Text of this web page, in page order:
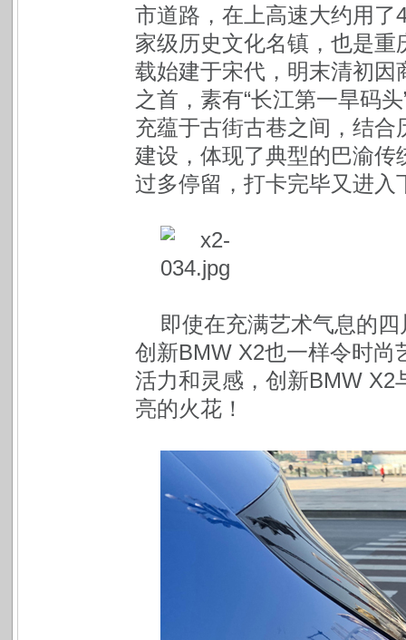
市道路，在上高速大约用
家级历史文化名镇，也是
载始建于宋代，明末清初
之首，素有“长江第一旱码
充蕴于古街古巷之间，结合
建设，体现了典型的巴渝
过多停留，打卡完毕又进入
即使在充满艺术气息的
创新BMW X2也一样令时尚
活力和灵感，创新BMW X2
亮的火花！